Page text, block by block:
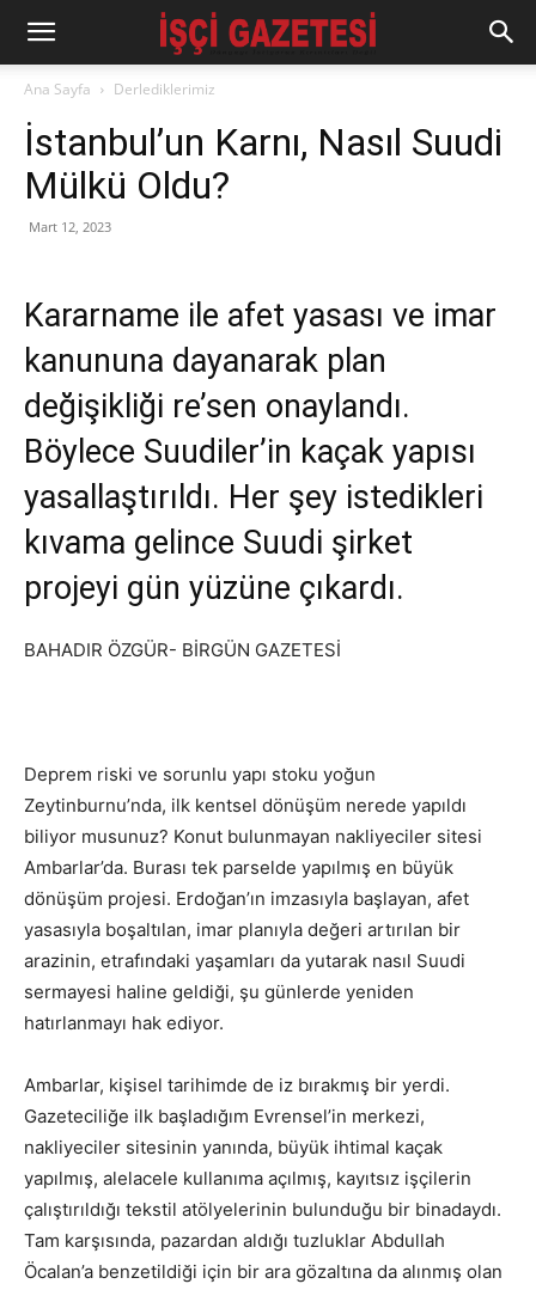
Ana Sayfa Derlediklerimiz
İstanbul’un Karnı, Nasıl Suudi
Mülkü Oldu?
Mart 12, 2023
Kararname ile afet yasası ve imar
kanununa dayanarak plan
değişikliği re’sen onaylandı.
Böylece Suudiler’in kaçak yapısı
yasallaştırıldı. Her şey istedikleri
kıvama gelince Suudi şirket
projeyi gün yüzüne çıkardı.
BAHADIR ÖZGÜR- BİRGÜN GAZETESİ
Deprem riski ve sorunlu yapı stoku yoğun
Zeytinburnu’nda, ilk kentsel dönüşüm nerede yapıldı
biliyor musunuz? Konut bulunmayan nakliyeciler sitesi
Ambarlar’da. Burası tek parselde yapılmış en büyük
dönüşüm projesi. Erdoğan’ın imzasıyla başlayan, afet
yasasıyla boşaltılan, imar planıyla değeri artırılan bir
arazinin, etrafındaki yaşamları da yutarak nasıl Suudi
sermayesi haline geldiği, şu günlerde yeniden
hatırlanmayı hak ediyor.
Ambarlar, kişisel tarihimde de iz bırakmış bir yerdi.
Gazeteciliğe ilk başladığım Evrensel’in merkezi,
nakliyeciler sitesinin yanında, büyük ihtimal kaçak
yapılmış, alelacele kullanıma açılmış, kayıtsız işçilerin
çalıştırıldığı tekstil atölyelerinin bulunduğu bir binadaydı.
Tam karşısında, pazardan aldığı tuzluklar Abdullah
Öcalan’a benzetildiği için bir ara gözaltına da alınmış olan